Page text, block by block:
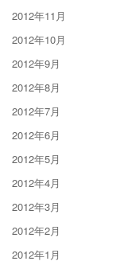
2012年11月
2012年10月
2012年9月
2012年8月
2012年7月
2012年6月
2012年5月
2012年4月
2012年3月
2012年2月
2012年1月